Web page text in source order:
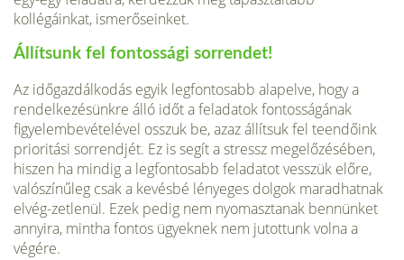
kollégáinkat, ismerőseinket.
Állítsunk fel fontossági sorrendet!
Az időgazdálkodás egyik legfontosabb alapelve, hogy a
rendelkezé­sünkre álló időt a feladatok fontosságának
figyelembevételével osszuk be, azaz állítsuk fel teendőink
prioritási sorrendjét. Ez is segít a stressz megelőzésében,
hiszen ha mindig a legfontosabb feladatot vesszük előre,
valószínűleg csak a kevésbé lényeges dolgok maradhatnak
elvég-zetlenül. Ezek pedig nem nyomasztanak bennünket
annyira, mintha fontos ügyeknek nem jutottunk volna a
végére.